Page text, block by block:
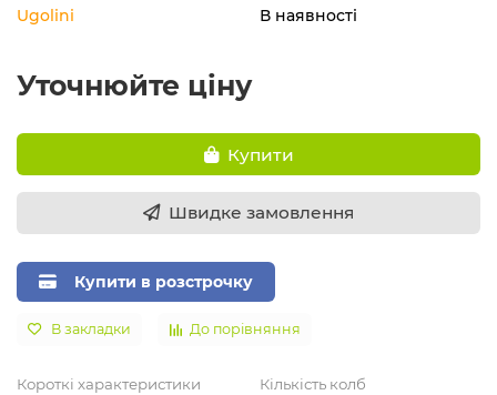
Ugolini В наявності
Уточнюйте ціну
Купити
Швидке замовлення
Купити в розстрочку
В закладки До порівняння
Короткі характеристики Кількість колб